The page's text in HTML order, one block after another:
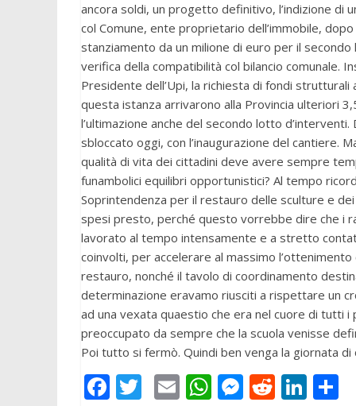
ancora soldi, un progetto definitivo, l’indizione di
col Comune, ente proprietario dell’immobile,
stanziamento da un milione di euro per il
verifica della compatibilità col bilancio comunale.
Presidente dell’Upi, la richiesta di fondi strutturali
questa istanza arrivarono alla Provincia ulteriori
l’ultimazione anche del secondo lotto
sbloccato oggi, con l’inaugurazione del cantiere.
qualità di vita dei cittadini deve avere sempre
funambolici equilibri opportunistici? Al tempo
Soprintendenza per il restauro delle sculture e
spesi presto, perché questo vorrebbe dire che i
lavorato al tempo intensamente e a stretto
coinvolti, per accelerare al massimo
restauro, nonché il tavolo di coordinamento
determinazione eravamo riusciti a rispettare un
ad una vexata quaestio che era nel cuore di tutti i
preoccupato da sempre che la scuola venisse
Poi tutto si fermò. Quindi ben venga la giornata
F T E W M R Li